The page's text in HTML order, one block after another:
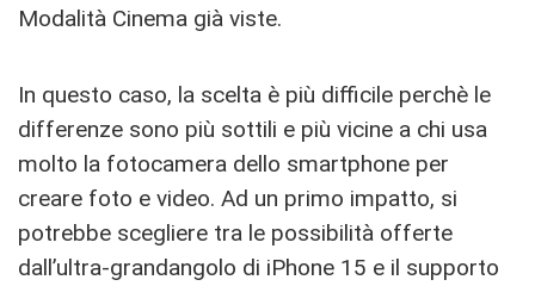
Modalità Cinema già viste.
In questo caso, la scelta è più difficile perchè le
differenze sono più sottili e più vicine a chi usa
molto la fotocamera dello smartphone per
creare foto e video. Ad un primo impatto, si
potrebbe scegliere tra le possibilità offerte
dall’ultra-grandangolo di iPhone 15 e il supporto